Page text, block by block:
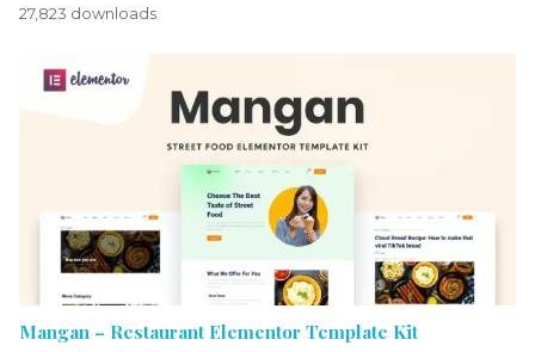
27,823 downloads
Mangan – Restaurant Elementor Template Kit